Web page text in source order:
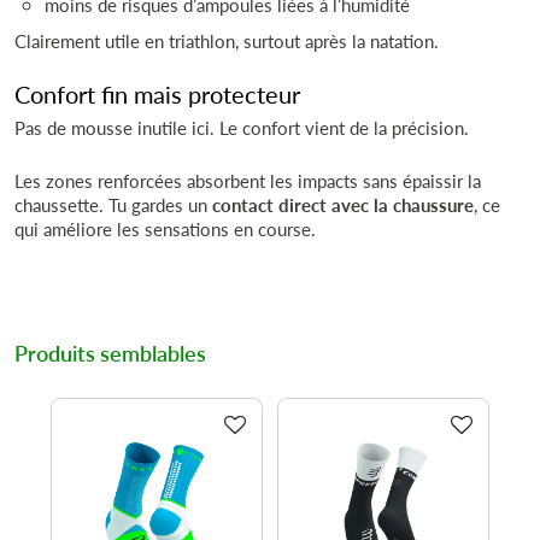
Clairement utile en triathlon, surtout après la natation.
Confort fin mais protecteur
Pas de mousse inutile ici. Le confort vient de la précision.
Les zones renforcées absorbent les impacts sans épaissir la
chaussette. Tu gardes uncontact direct avec la chaussure, ce
qui améliore les sensations en course.
Produits semblables